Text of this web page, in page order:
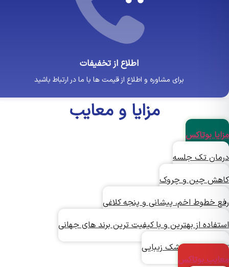
اطلاع از تخفیفات
برای مشاوره و اطلاع از قیمت ها با ما در ارتباط باشید
مزایا و معایب
بوتاکس
تک جلسه
چین و چروک
خطوط اخم، پیشانی و پنجه کلاغی
از بهترین و با کیفیت ترین برند های جهانی
توسط پزشک زیبایی
بوتاکس